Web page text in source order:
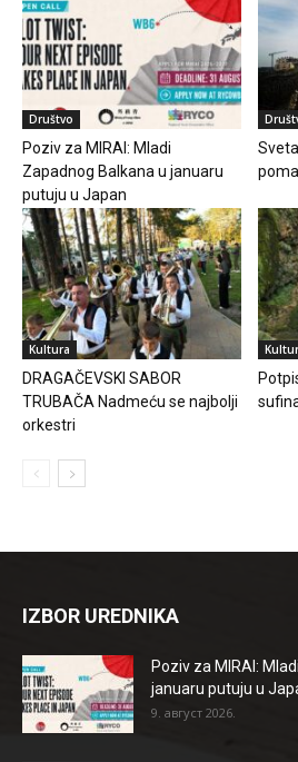
Društvo
Poziv za MIRAI: Mladi
Zapadnog Balkana u januaru
putuju u Japan
Kultura
DRAGAČEVSKI SABOR
TRUBAČA Nadmeću se najbolji
orkestri
IZBOR UREDNIKA
Poziv za MIRAI:
januaru putuju u
9. август 2026.